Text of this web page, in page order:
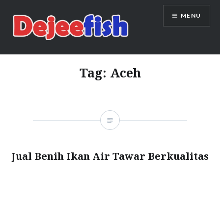
content
DEJEEFISH | PRODUSEN BENIH
IKAN BERKUALITAS INDONESIA
MENU
Tag: Aceh
Jual Benih Ikan Air Tawar Berkualitas